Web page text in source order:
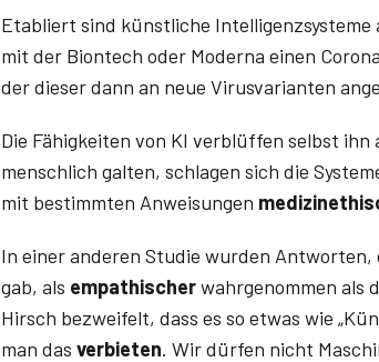
Etabliert sind künstliche Intelligenzsysteme
mit der Biontech oder Moderna einen
der dieser dann an neue Virusvarianten
Die Fähigkeiten von KI verblüffen selbst
menschlich galten, schlagen sich die
mit bestimmten Anweisungen
In einer anderen Studie wurden Antworten,
gab, als empathischerwahrgenommen als
Hirsch bezweifelt, dass es so etwas wie
man das verbieten. Wir dürfen nicht